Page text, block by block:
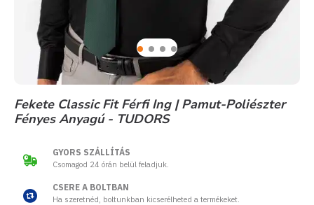
Fekete Classic Fit Férfi Ing | Pamut-Poliészter
Fényes Anyagú - TUDORS
GYORS SZÁLLÍTÁS
Csomagod 24 órán belül feladjuk.
CSERE A BOLTBAN
Ha szeretnéd, boltunkban kicserélheted a termékeket.